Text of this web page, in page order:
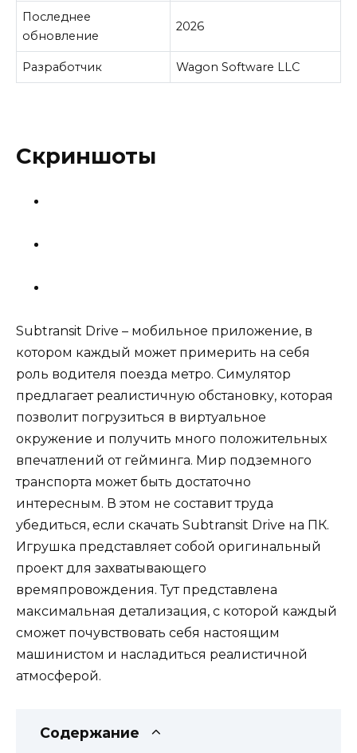
Последнее
обновление
2026
Разработчик Wagon Software LLC
Скриншоты
Subtransit Drive – мобильное приложение, в
котором каждый может примерить на себя
роль водителя поезда метро. Симулятор
предлагает реалистичную обстановку, которая
позволит погрузиться в виртуальное
окружение и получить много положительных
впечатлений от гейминга. Мир подземного
транспорта может быть достаточно
интересным. В этом не составит труда
убедиться, если скачать Subtransit Drive на ПК.
Игрушка представляет собой оригинальный
проект для захватывающего
времяпровождения. Тут представлена
максимальная детализация, с которой каждый
сможет почувствовать себя настоящим
машинистом и насладиться реалистичной
атмосферой.
Содержание